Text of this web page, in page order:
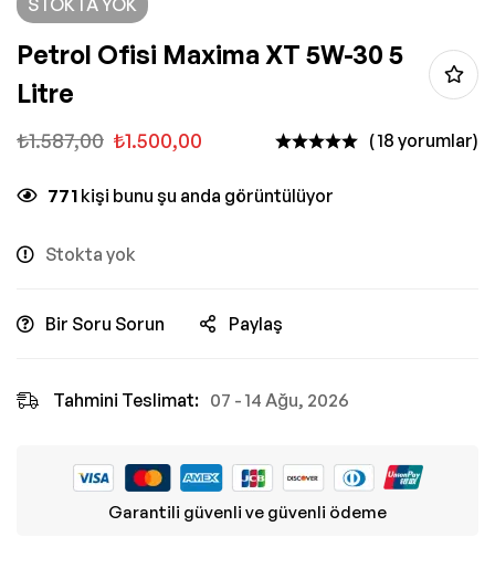
STOKTA YOK
Petrol Ofisi Maxima XT 5W-30 5
Litre
₺1.587,00 ₺1.500,00 ( 18 yorumlar)
771 kişi bunu şu anda görüntülüyor
Stokta yok
Bir Soru Sorun Paylaş
Tahmini Teslimat: 07 - 14 Ağu, 2026
Garantili güvenli ve güvenli ödeme